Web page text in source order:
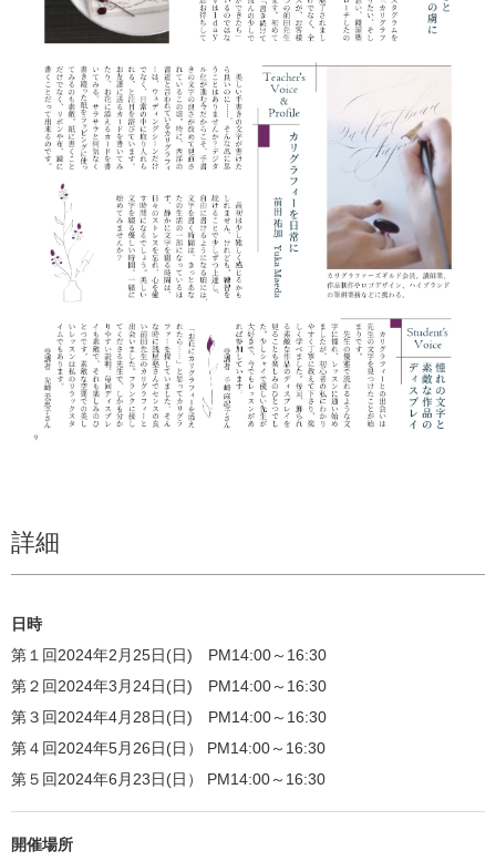
詳細
日時
第１回2024年2月25日(日) PM14:00～16:30
第２回2024年3月24日(日) PM14:00～16:30
第３回2024年4月28日(日) PM14:00～16:30
第４回2024年5月26日(日） PM14:00～16:30
第５回2024年6月23日(日） PM14:00～16:30
開催場所